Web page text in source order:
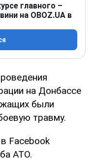
главного –
на OBOZ.UA в
на Донбассе
были
травму.
Facebook
АТО.